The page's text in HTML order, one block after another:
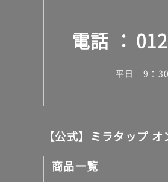
電話
平日 9：
【公式】ミラタップ
商品一覧